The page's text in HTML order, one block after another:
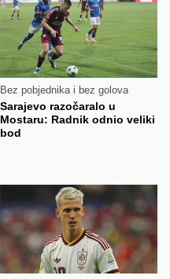
Bez pobjednika i bez golova
Sarajevo razočaralo u
Mostaru: Radnik odnio veliki
bod